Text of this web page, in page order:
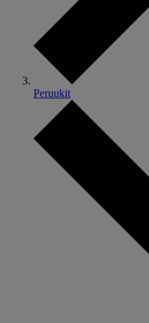
Peruukit